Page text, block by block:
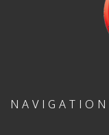
NAVIGATION